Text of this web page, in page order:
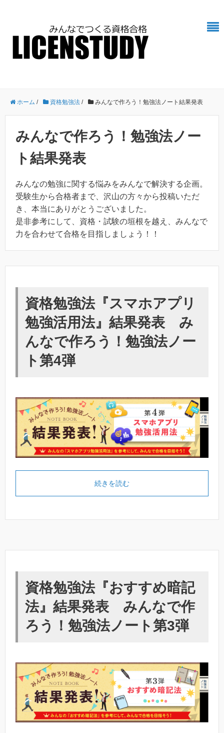
ホーム / 資格勉強法 / みんなで作ろう！勉強法ノート結果発表
みんなで作ろう！勉強法ノー
ト結果発表
みんなの勉強に関する悩みをみんなで解決する企画。
受験生から合格者まで、沢山の方々から投稿いただ
き、本当にありがとうございました。
是非参考にして、資格・試験の垣根を越え、みんなで
力を合わせて合格を目指しましょう！！
資格勉強法『スマホアプリ
勉強活用法』結果発表 み
んなで作ろう！勉強法ノー
ト第4弾
続きを読む
資格勉強法『おすすめ暗記
法』結果発表 みんなで作
ろう！勉強法ノート第3弾